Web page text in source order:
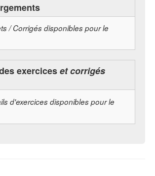
/ Corrigés disponibles pour le
exerciceset corrigés
d'exercices disponibles pour le